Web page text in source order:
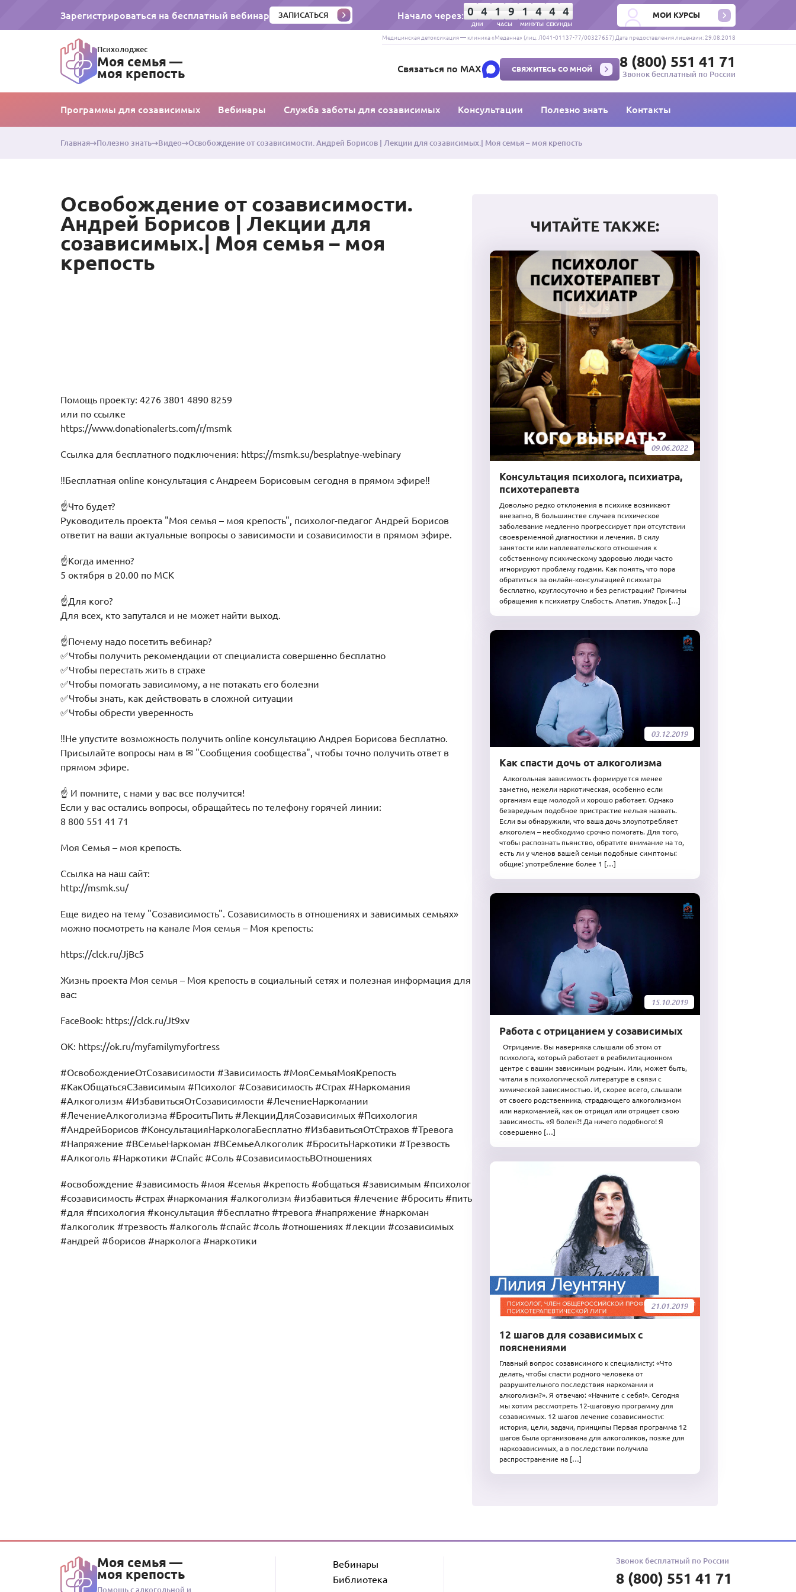
Зарегистрироваться на бесплатный вебинар ЗАПИСАТЬСЯ Начало через: 0 4
ДНИ
1 9
ЧАСЫ
1 4
МИНУТЫ
4 3
СЕКУНДЫ
МОИ КУРСЫ
Медицинская детоксикация — клиника «Меданна» (лиц. Л041-01137-77/00327657) Дата предоставления лицензии: 29.08.2018
Психолоджес
Моя семья —
моя крепость
Связаться по MAX СВЯЖИТЕСЬ СО МНОЙ 8 (800) 551 41 71
Звонок бесплатный по России
Программы для созависимых Вебинары Служба заботы для созависимых Консультации Полезно знать Контакты
Главная Полезно знать Видео Освобождение от созависимости. Андрей Борисов | Лекции для созависимых.| Моя семья – моя крепость
Освобождение от созависимости.
Андрей Борисов | Лекции для
созависимых.| Моя семья – моя
крепость
Помощь проекту: 4276 3801 4890 8259
или по ссылке
https://www.donationalerts.com/r/msmk
Ссылка для бесплатного подключения: https://msmk.su/besplatnye-webinary
‼️Бесплатная online консультация с Андреем Борисовым сегодня в прямом эфире‼️
☝Что будет?
Руководитель проекта "Моя семья – моя крепость", психолог-педагог Андрей Борисов
ответит на ваши актуальные вопросы о зависимости и созависимости в прямом эфире.
☝Когда именно?
5 октября в 20.00 по МСК
☝Для кого?
Для всех, кто запутался и не может найти выход.
☝Почему надо посетить вебинар?
✅Чтобы получить рекомендации от специалиста совершенно бесплатно
✅Чтобы перестать жить в страхе
✅Чтобы помогать зависимому, а не потакать его болезни
✅Чтобы знать, как действовать в сложной ситуации
✅Чтобы обрести уверенность
‼️Не упустите возможность получить online консультацию Андрея Борисова бесплатно.
Присылайте вопросы нам в ✉ "Сообщения сообщества", чтобы точно получить ответ в
прямом эфире.
☝ И помните, с нами у вас все получится!
Если у вас остались вопросы, обращайтесь по телефону горячей линии:
8 800 551 41 71
Моя Семья – моя крепость.
Ссылка на наш сайт:
http://msmk.su/
Еще видео на тему "Созависимость". Созависимость в отношениях и зависимых семьях»
можно посмотреть на канале Моя семья – Моя крепость:
https://clck.ru/JjBc5
Жизнь проекта Моя семья – Моя крепость в социальный сетях и полезная информация для
вас:
FaceBook: https://clck.ru/Jt9xv
OK: https://ok.ru/myfamilymyfortress
#ОсвобождениеОтСозависимости #Зависимость #МояСемьяМояКрепость
#КакОбщатьсяСЗависимым #Психолог #Созависимость #Страх #Наркомания
#Алкоголизм #ИзбавитьсяОтСозависимости #ЛечениеНаркомании
#ЛечениеАлкоголизма #БроситьПить #ЛекцииДляСозависимых #Психология
#АндрейБорисов #КонсультацияНаркологаБесплатно #ИзбавитьсяОтСтрахов #Тревога
#Напряжение #ВСемьеНаркоман #ВСемьеАлкоголик #БроситьНаркотики #Трезвость
#Алкоголь #Наркотики #Спайс #Соль #СозависимостьВОтношениях
#освобождение #зависимость #моя #семья #крепость #общаться #зависимым #психолог
#созависимость #страх #наркомания #алкоголизм #избавиться #лечение #бросить #пить
#для #психология #консультация #бесплатно #тревога #напряжение #наркоман
#алкоголик #трезвость #алкоголь #спайс #соль #отношениях #лекции #созависимых
#андрей #борисов #нарколога #наркотики
ЧИТАЙТЕ ТАКЖЕ:
09.06.2022
Консультация психолога, психиатра,
психотерапевта
Довольно редко отклонения в психике возникают
внезапно, В большинстве случаев психическое
заболевание медленно прогрессирует при отсутствии
своевременной диагностики и лечения. В силу
занятости или наплевательского отношения к
собственному психическому здоровью люди часто
игнорируют проблему годами. Как понять, что пора
обратиться за онлайн-консультацией психиатра
бесплатно, круглосуточно и без регистрации? Причины
обращения к психиатру Слабость. Апатия. Упадок […]
03.12.2019
Как спасти дочь от алкоголизма
Алкогольная зависимость формируется менее
заметно, нежели наркотическая, особенно если
организм еще молодой и хорошо работает. Однако
безвредным подобное пристрастие нельзя назвать.
Если вы обнаружили, что ваша дочь злоупотребляет
алкоголем – необходимо срочно помогать. Для того,
чтобы распознать пьянство, обратите внимание на то,
есть ли у членов вашей семьи подобные симптомы:
общие: употребление более 1 […]
15.10.2019
Работа с отрицанием у созависимых
Отрицание. Вы наверняка слышали об этом от
психолога, который работает в реабилитационном
центре с вашим зависимым родным. Или, может быть,
читали в психологической литературе в связи с
химической зависимостью. И, скорее всего, слышали
от своего родственника, страдающего алкоголизмом
или наркоманией, как он отрицал или отрицает свою
зависимость. «Я болен?! Да ничего подобного! Я
совершенно […]
21.01.2019
12 шагов для созависимых с
пояснениями
Главный вопрос созависимого к специалисту: «Что
делать, чтобы спасти родного человека от
разрушительного последствия наркомании и
алкоголизм?». Я отвечаю: «Начните с себя!». Сегодня
мы хотим рассмотреть 12-шаговую программу для
созависимых. 12 шагов лечение созависимости:
история, цели, задачи, принципы Первая программа 12
шагов была организована для алкоголиков, позже для
наркозависимых, а в последствии получила
распространение на […]
Моя семья —
моя крепость
Помощь с алкогольной и
Вебинары
Библиотека
Звонок бесплатный по России
8 (800) 551 41 71